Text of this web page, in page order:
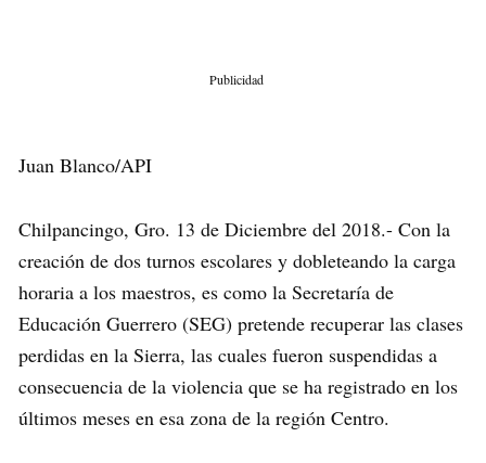
Publicidad
Juan Blanco/API
Chilpancingo, Gro. 13 de Diciembre del 2018.- Con la
creación de dos turnos escolares y dobleteando la carga
horaria a los maestros, es como la Secretaría de
Educación Guerrero (SEG) pretende recuperar las clases
perdidas en la Sierra, las cuales fueron suspendidas a
consecuencia de la violencia que se ha registrado en los
últimos meses en esa zona de la región Centro.